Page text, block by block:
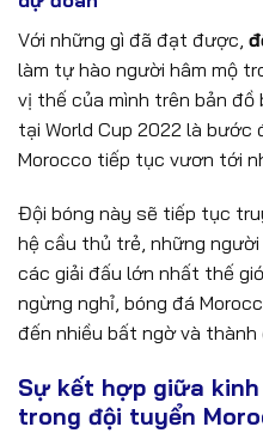
Với những gì đã đạt được,
làm tự hào người hâm mộ
vị thế của mình trên bản đồ
tại World Cup 2022 là bước
Morocco tiếp tục vươn tới
Đội bóng này sẽ tiếp tục
hệ cầu thủ trẻ, những
các giải đấu lớn nhất thế
ngừng nghỉ, bóng đá
đến nhiều bất ngờ và
Sự kết hợp giữa
trong đội tuyển